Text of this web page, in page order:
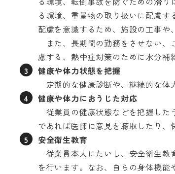
る環境、重量物の取り扱いに配慮
配慮を意識するため、施設の工事や
また、長期間の勤務をさせない、
慮する、熱中症対策のために水分補
健康や体力状態を把握
定期的な健康診断や、継続的な体
健康や体力におうじた対応
従業員の健康状態などを把握した
であれば医師に意見を聴取したり、
安全衛生教育
従業員本人にたいし、安全衛生教
を行います。なお、自らの身体機